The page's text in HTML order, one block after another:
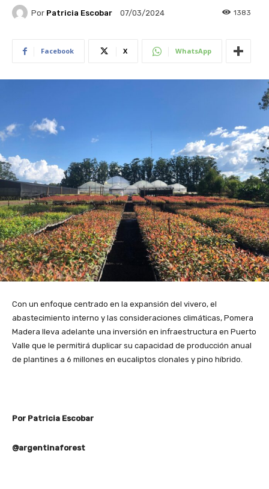
Por Patricia Escobar 07/03/2024 1383
Facebook X WhatsApp
Con un enfoque centrado en la expansión del vivero, el
abastecimiento interno y las consideraciones climáticas, Pomera
Madera lleva adelante una inversión en infraestructura en Puerto
Valle que le permitirá duplicar su capacidad de producción anual
de plantines a 6 millones en eucaliptos clonales y pino híbrido.
Por Patricia Escobar
@argentinaforest